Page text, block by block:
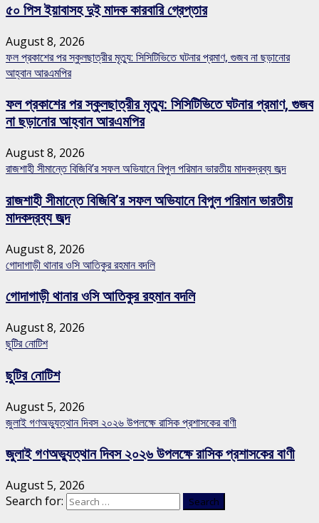
৫০ পিস ইয়াবাসহ দুই মাদক কারবারি গ্রেপ্তার
August 8, 2026
ফল প্রকাশের পর স্কুলছাত্রীর মৃত্যু: সিসিটিভিতে ঘটনার প্রমাণ, গুজব না ছড়ানোর
আহ্বান আরএমপির
ফল প্রকাশের পর স্কুলছাত্রীর মৃত্যু: সিসিটিভিতে ঘটনার প্রমাণ, গুজব
না ছড়ানোর আহ্বান আরএমপির
August 8, 2026
রাজশাহী সীমান্তে বিজিবি’র সফল অভিযানে বিপুল পরিমান ভারতীয় মাদকদ্রব্য জব্দ
রাজশাহী সীমান্তে বিজিবি’র সফল অভিযানে বিপুল পরিমান ভারতীয়
মাদকদ্রব্য জব্দ
August 8, 2026
গোদাগাড়ী থানার ওসি আতিকুর রহমান বদলি
গোদাগাড়ী থানার ওসি আতিকুর রহমান বদলি
August 8, 2026
ছুটির নোটিশ
ছুটির নোটিশ
August 5, 2026
জুলাই গণঅভ্যুত্থান দিবস ২০২৬ উপলক্ষে রাসিক প্রশাসকের বাণী
জুলাই গণঅভ্যুত্থান দিবস ২০২৬ উপলক্ষে রাসিক প্রশাসকের বাণী
August 5, 2026
Search for: